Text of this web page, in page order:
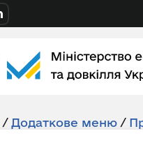
/ Додаткове меню /